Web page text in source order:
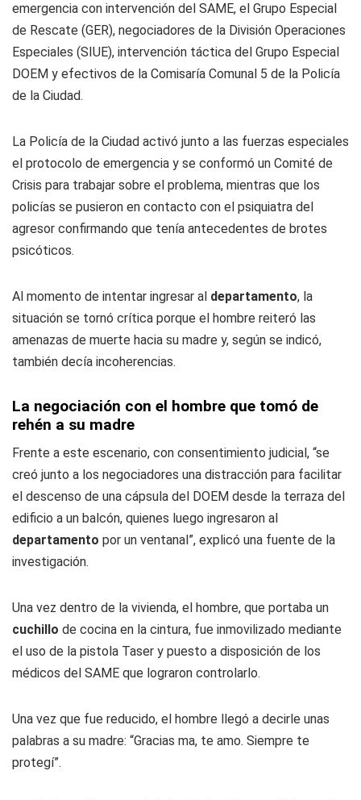
emergencia con intervención del SAME, el Grupo Especial
de Rescate (GER), negociadores de la División Operaciones
Especiales (SIUE), intervención táctica del Grupo Especial
DOEM y efectivos de la Comisaría Comunal 5 de la Policía
de la Ciudad.
La Policía de la Ciudad activó junto a las fuerzas especiales
el protocolo de emergencia y se conformó un Comité de
Crisis para trabajar sobre el problema, mientras que los
policías se pusieron en contacto con el psiquiatra del
agresor confirmando que tenía antecedentes de brotes
psicóticos.
Al momento de intentar ingresar al departamento, la
situación se tornó crítica porque el hombre reiteró las
amenazas de muerte hacia su madre y, según se indicó,
también decía incoherencias.
La negociación con el hombre que tomó de
rehén a su madre
Frente a este escenario, con consentimiento judicial, “se
creó junto a los negociadores una distracción para facilitar
el descenso de una cápsula del DOEM desde la terraza del
edificio a un balcón, quienes luego ingresaron al
departamento por un ventanal”, explicó una fuente de la
investigación.
Una vez dentro de la vivienda, el hombre, que portaba un
cuchillo de cocina en la cintura, fue inmovilizado mediante
el uso de la pistola Taser y puesto a disposición de los
médicos del SAME que lograron controlarlo.
Una vez que fue reducido, el hombre llegó a decirle unas
palabras a su madre: “Gracias ma, te amo. Siempre te
protegí”.